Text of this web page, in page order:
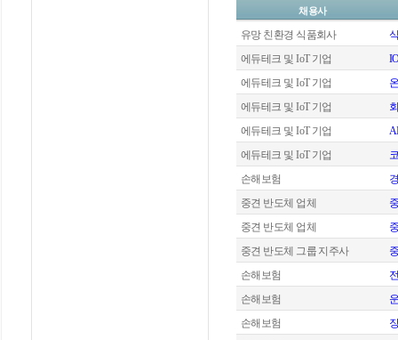
채용사
유망 친환경 식품회사
에듀테크 및 IoT 기업
에듀테크 및 IoT 기업
에듀테크 및 IoT 기업
에듀테크 및 IoT 기업
에듀테크 및 IoT 기업
손해보험
중견 반도체 업체
중견 반도체 업체
중견 반도체 그룹 지주사
손해보험
손해보험
손해보험